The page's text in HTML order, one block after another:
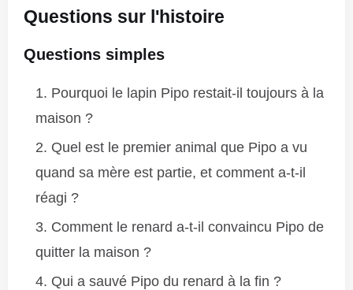
Questions sur l'histoire
Questions simples
Pourquoi le lapin Pipo restait-il toujours à la
maison ?
Quel est le premier animal que Pipo a vu
quand sa mère est partie, et comment a-t-il
réagi ?
Comment le renard a-t-il convaincu Pipo de
quitter la maison ?
Qui a sauvé Pipo du renard à la fin ?